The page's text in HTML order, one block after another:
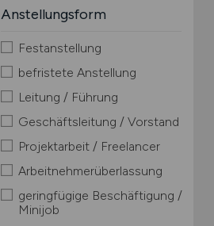
Anstellungsform
Festanstellung
befristete Anstellung
Leitung / Führung
Geschäftsleitung / Vorstand
Projektarbeit / Freelancer
Arbeitnehmerüberlassung
geringfügige Beschäftigung /
Minijob